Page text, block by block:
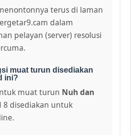
terus di laman
dalam
pelayan (server) resolusi
muat turun disediakan
ini?
muat turun Nuh dan
8 disediakan untuk